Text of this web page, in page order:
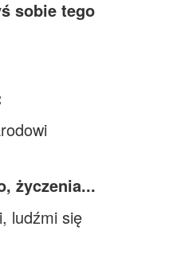
sobie tego
życzenia...
ludźmi się